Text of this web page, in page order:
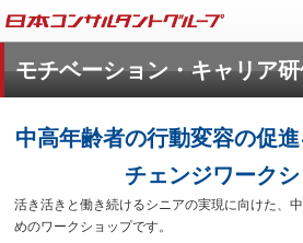
モチベーション・キャリア
中高年齢者の行動変容の促
チェンジワーク
活き活きと働き続けるシニアの実現に向けた、
めのワークショップです。